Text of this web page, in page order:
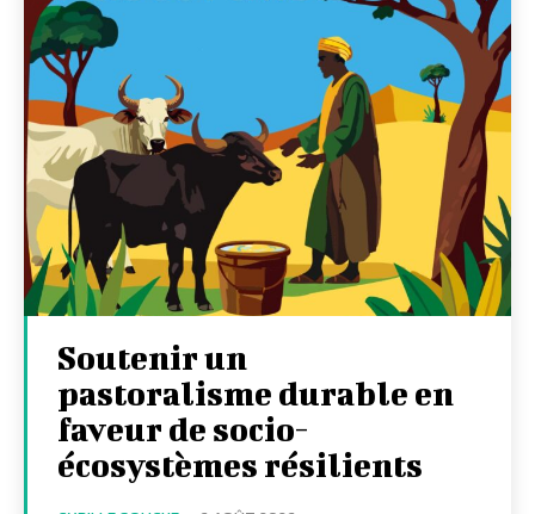
Soutenir un
pastoralisme durable en
faveur de socio-
écosystèmes résilients